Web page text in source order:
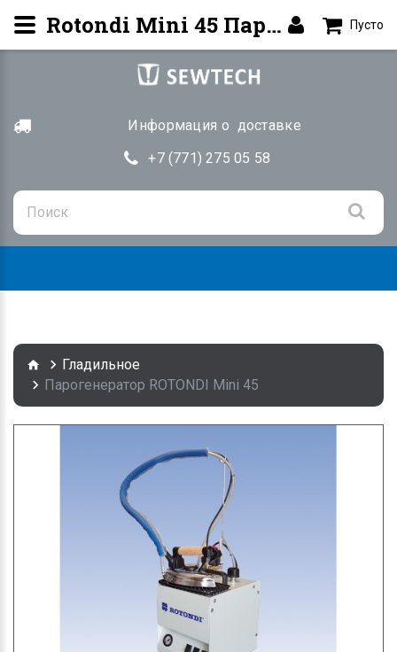
Информация о доставке
+7 (771) 275 05 58
Пусто
Гладильное
Парогенератор ROTONDI Mini 45
Rotondi Mini 45 Парогенератор серии "мини", с электропаровым утюгом | SEWTECH.KZ